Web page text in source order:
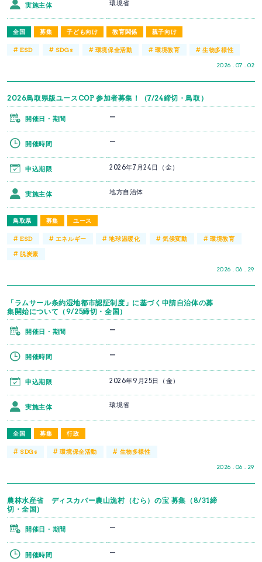
全国 募集 子ども向け 教育関係 親子向け
2026 . 07 . 02
実施主体 環境省
#ESD # SDGs # 環境保全活動 #環境教育 #生物多様性
2026鳥取県版ユースCOP 参加者募集！（7/24締切・鳥取）
鳥取県 募集 ユース
2026 . 06 . 29
開催日・期間 ー
開催時間 ー
申込期限 2026年7月24日（金）
実施主体 地方自治体
#ESD # エネルギー #地球温暖化 #気候変動 #環境教育
#脱炭素
「ラムサール条約湿地都市認証制度」に基づく申請自治体の募
集開始について（9/25締切・全国）
全国 募集 行政
2026 . 06 . 29
開催日・期間 ー
開催時間 ー
申込期限 2026年9月25日（金）
実施主体 環境省
#SDGs #環境保全活動 # 生物多様性
農林水産省 ディスカバー農山漁村（むら）の宝 募集（8/31締
切・全国）
開催日・期間 ー
開催時間 ー